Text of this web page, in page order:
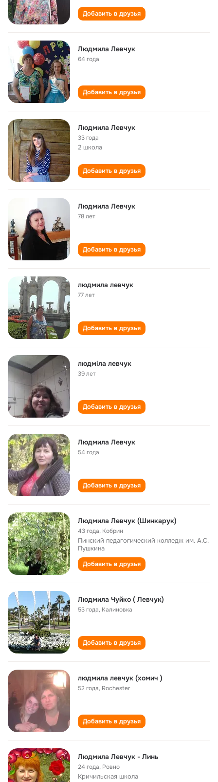
Добавить в друзья
Людмила Левчук
64 года
Добавить в друзья
Людмила Левчук
33 года
2 школа
Добавить в друзья
Людмила Левчук
78 лет
Добавить в друзья
людмила левчук
77 лет
Добавить в друзья
людміла левчук
39 лет
Добавить в друзья
Людмила Левчук
54 года
Добавить в друзья
Людмила Левчук (Шинкарук)
43 года, Кобрин
Пинский педагогический колледж им. А.С.
Пушкина
Добавить в друзья
Людмила Чуйко ( Левчук)
53 года, Калиновка
Добавить в друзья
людмила левчук (хомич )
52 года, Rochester
Добавить в друзья
Людмила Левчук - Линь
24 года, Ровно
Кричильская школа